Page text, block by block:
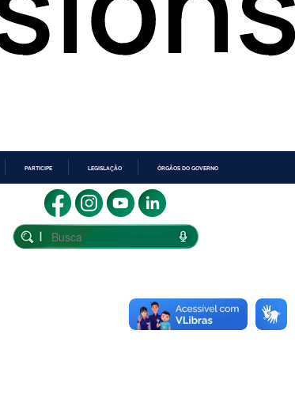
PARTICIPE LEGISLAÇÃO ÓRGÃOS DO GOVERNO